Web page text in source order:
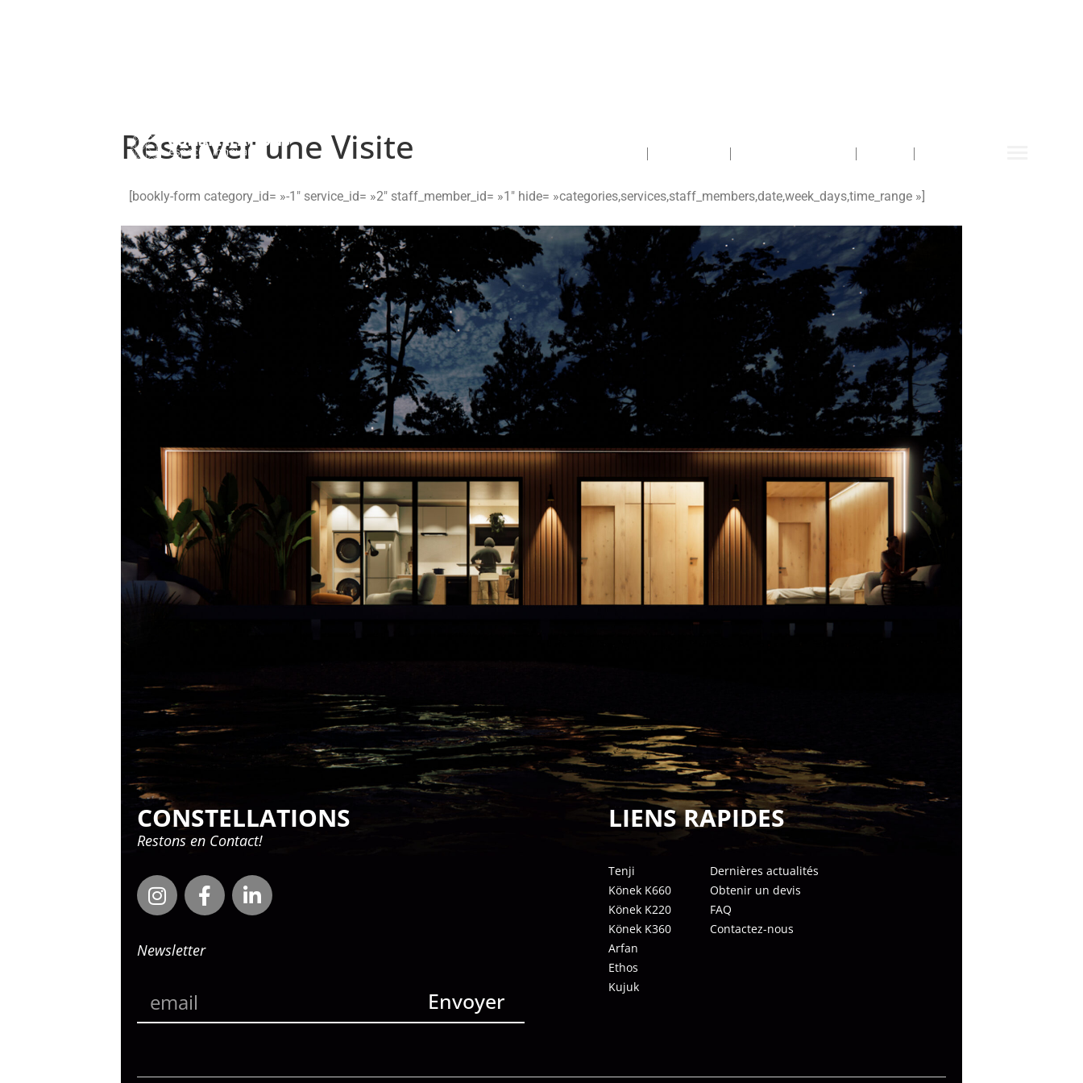
Réserver une Visite
[bookly-form category_id= »-1″ service_id= »2″ staff_member_id= »1″ hide= »categories,services,staff_members,date,week_days,time_range »]
CONSTELLATIONS
Restons en Contact!
Newsletter
Envoyer
LIENS RAPIDES
Tenji
Könek K660
Könek K220
Könek K360
Arfan
Ethos
Kujuk
Dernières actualités
Obtenir un devis
FAQ
Contactez-nous